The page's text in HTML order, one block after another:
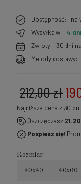
Dostępność:
na
Wysyłka w:
4 dni
Zwroty:
30 dni
Metody dostawy:
212,00 zł
Najniższa cena z 30
Jeżeli produkt jest
wyświetlana jest
produkt pojawił się
Oszczędzasz
Pospiesz się!
Rozmiar
40x40 40x60